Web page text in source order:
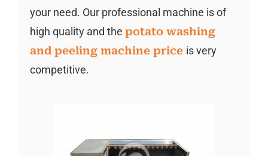
your need. Our professional machine is of
high quality and the potato washing
and peeling machine price is very
competitive.